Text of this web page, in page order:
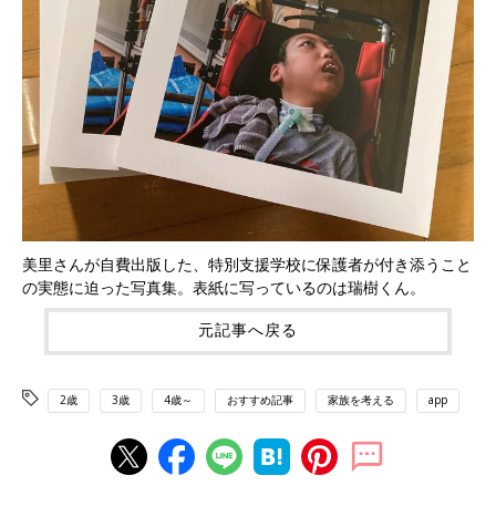
美里さんが自費出版した、特別支援学校に保護者が付き添うこと
の実態に迫った写真集。表紙に写っているのは瑞樹くん。
元記事へ戻る
2歳 3歳 4歳～ おすすめ記事 家族を考える app